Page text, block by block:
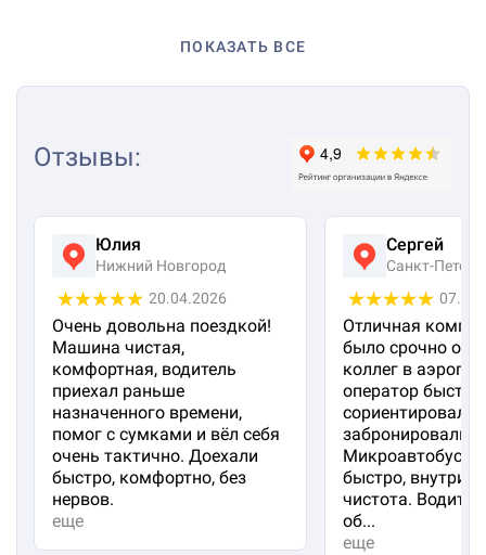
ПОКАЗАТЬ ВСЕ
Отзывы:
Юлия
Нижний Новгород
20.04.2026
Очень довольна поездкой!
Машина чистая,
комфортная, водитель
приехал раньше
назначенного времени,
помог с сумками и вёл себя
очень тактично. Доехали
быстро, комфортно, без
нервов.
еще
Сергей
Санкт-
Отличная
было срочно
коллег в
оператор быстро
сориентировал и
забронировали
Микроавтобус
быстро, внутри
чистота.
об...
еще